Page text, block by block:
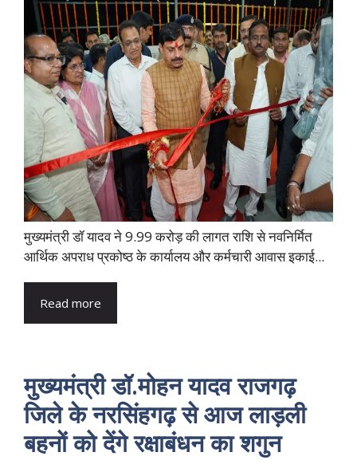
मुख्यमंत्री डॉ यादव ने 9.99 करोड़ की लागत राशि से नवनिर्मित
आर्थिक अपराध प्रकोष्ठ के कार्यालय और कर्मचारी आवास इकाई...
Read more
मुख्यमंत्री डॉ.मोहन यादव राजगढ़
जिले के नरसिंहगढ़ से आज लाड़ली
बहनों को देंगे रक्षाबंधन का शगुन